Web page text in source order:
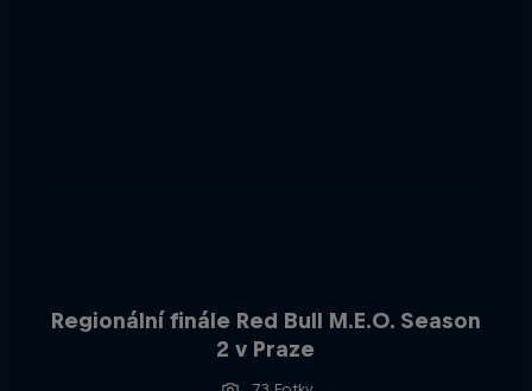
Regionální finále Red Bull M.E.O. Season
2 v Praze